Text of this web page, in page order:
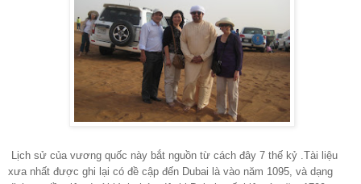
Lịch sử của vương quốc này bắt nguồn từ cách đây 7 thế kỷ . Tài liệu
xưa nhất được ghi lại có đề cập đến Dubai là vào năm 1095, và dạng